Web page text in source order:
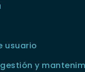
usuario
y